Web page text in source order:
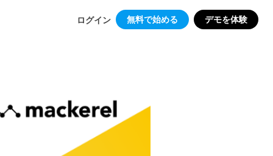
ログイン 無料で始める デモを体験